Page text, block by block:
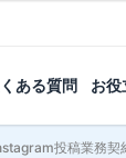
ある質問 お役
投稿業務契